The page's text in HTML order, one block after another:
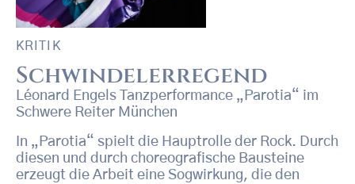
KRITIK
Schwindelerregend
Léonard Engels Tanzperformance „Parotia“ im
Schwere Reiter München
In „Parotia“ spielt die Hauptrolle der Rock. Durch
diesen und durch choreografische Bausteine
erzeugt die Arbeit eine Sogwirkung, die den